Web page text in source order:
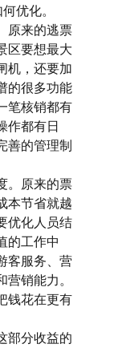
优化。
来的逃票
区要想最大
机，还要加
的很多功能
笔核销都有
作都有日
善的管理制
原来的票
本节省就越
优化人员结
的工作中
客服务、营
销能力。
钱花在更有
分收益的